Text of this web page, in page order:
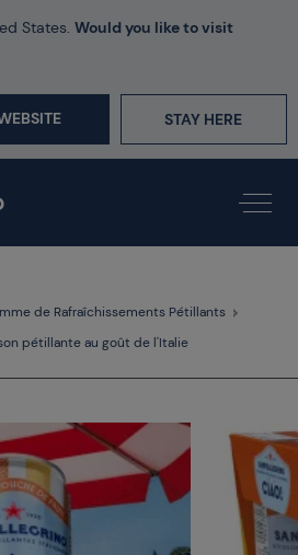
States. Would you like to visit
STAY HERE
de Rafraîchissements Pétillants
pétillante au goût de l'Italie